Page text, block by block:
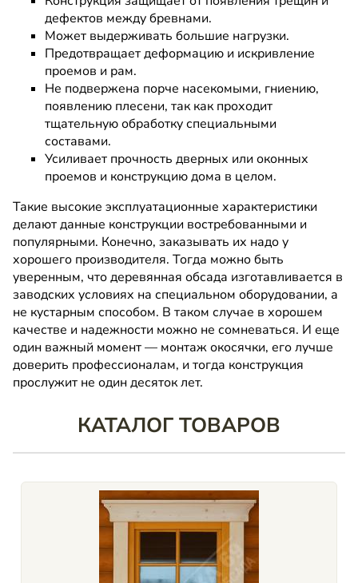
дефектов между бревнами.
Может выдерживать большие нагрузки.
Предотвращает деформацию и искривление
проемов и рам.
Не подвержена порче насекомыми, гниению,
появлению плесени, так как проходит
тщательную обработку специальными
составами.
Усиливает прочность дверных или оконных
проемов и конструкцию дома в целом.
Такие высокие эксплуатационные характеристики
делают данные конструкции востребованными и
популярными. Конечно, заказывать их надо у
хорошего производителя. Тогда можно быть
уверенным, что деревянная обсада изготавливается в
заводских условиях на специальном оборудовании, а
не кустарным способом. В таком случае в хорошем
качестве и надежности можно не сомневаться. И еще
один важный момент — монтаж окосячки, его лучше
доверить профессионалам, и тогда конструкция
прослужит не один десяток лет.
КАТАЛОГ ТОВАРОВ